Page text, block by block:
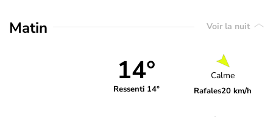
Matin Voir la nuit
14°
Ressenti 14°
Calme
Rafales20 km/h